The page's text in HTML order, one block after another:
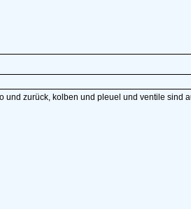
zurück, kolben und pleuel und ventile sind